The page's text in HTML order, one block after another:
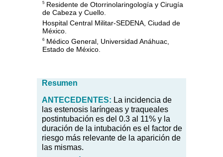
5 Residente de Otorrinolaringología y Cirugía
de Cabeza y Cuello.
Hospital Central Militar-SEDENA, Ciudad de
México.
6 Médico General, Universidad Anáhuac,
Estado de México.
Resumen
ANTECEDENTES: La incidencia de
las estenosis laríngeas y traqueales
postintubación es del 0.3 al 11% y la
duración de la intubación es el factor de
riesgo más relevante de la aparición de
las mismas.